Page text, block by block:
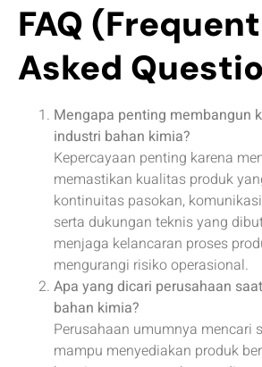
FAQ
Asked
Mengapa penting membangun
industri bahan kimia?
Kepercayaan penting karena
memastikan kualitas produk
kontinuitas pasokan,
serta dukungan teknis yang
menjaga kelancaran proses
mengurangi risiko operasional.
Apa yang dicari perusahaan
bahan kimia?
Perusahaan umumnya mencari
mampu menyediakan produk